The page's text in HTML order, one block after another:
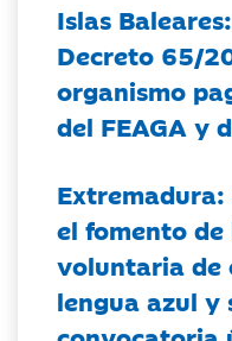
Islas
Decreto 65/
organismo
del FEAGA y
el fomento
voluntaria de
lengua azul y